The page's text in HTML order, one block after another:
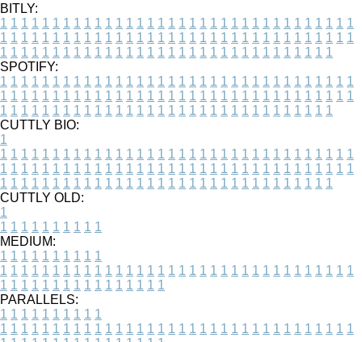
BITLY:
1 1 1 1 1 1 1 1 1 1 1 1 1 1 1 1 1 1 1 1 1 1 1 1 1 1 1 1 1 1 1 1 1 1
1 1 1 1 1 1 1 1 1 1 1 1 1 1 1 1 1 1 1 1 1 1 1 1 1 1 1 1 1 1 1 1 1 1
1 1 1 1 1 1 1 1 1 1 1 1 1 1 1 1 1 1 1 1 1 1 1 1 1 1 1 1 1 1 1 1
SPOTIFY:
1 1 1 1 1 1 1 1 1 1 1 1 1 1 1 1 1 1 1 1 1 1 1 1 1 1 1 1 1 1 1 1 1 1
1 1 1 1 1 1 1 1 1 1 1 1 1 1 1 1 1 1 1 1 1 1 1 1 1 1 1 1 1 1 1 1 1 1
1 1 1 1 1 1 1 1 1 1 1 1 1 1 1 1 1 1 1 1 1 1 1 1 1 1 1 1 1 1 1 1
CUTTLY BIO:
1
1 1 1 1 1 1 1 1 1 1 1 1 1 1 1 1 1 1 1 1 1 1 1 1 1 1 1 1 1 1 1 1 1 1
1 1 1 1 1 1 1 1 1 1 1 1 1 1 1 1 1 1 1 1 1 1 1 1 1 1 1 1 1 1 1 1 1 1
1 1 1 1 1 1 1 1 1 1 1 1 1 1 1 1 1 1 1 1 1 1 1 1 1 1 1 1 1 1 1 1
CUTTLY OLD:
1
1 1 1 1 1 1 1 1 1 1
MEDIUM:
1 1 1 1 1 1 1 1 1 1
1 1 1 1 1 1 1 1 1 1 1 1 1 1 1 1 1 1 1 1 1 1 1 1 1 1 1 1 1 1 1 1 1 1
1 1 1 1 1 1 1 1 1 1 1 1 1 1 1 1
PARALLELS:
1 1 1 1 1 1 1 1 1 1
1 1 1 1 1 1 1 1 1 1 1 1 1 1 1 1 1 1 1 1 1 1 1 1 1 1 1 1 1 1 1 1 1 1